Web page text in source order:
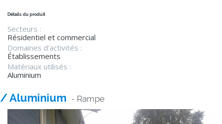
Détails du produit
Secteurs :
Résidentiel et commercial
Domaines d'activités :
Établissements
Matériaux utilisés :
Aluminium
/ Aluminium - Rampe